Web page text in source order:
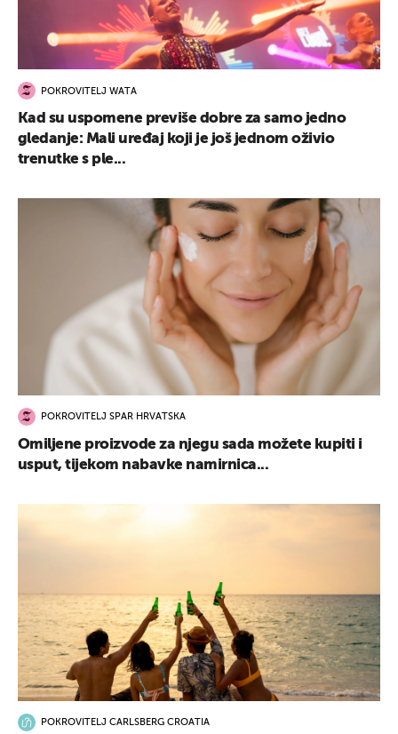
POKROVITELJ WATA
Kad su uspomene previše dobre za samo jedno
gledanje: Mali uređaj koji je još jednom oživio
trenutke s ple...
POKROVITELJ SPAR HRVATSKA
Omiljene proizvode za njegu sada možete kupiti i
usput, tijekom nabavke namirnica...
POKROVITELJ CARLSBERG CROATIA